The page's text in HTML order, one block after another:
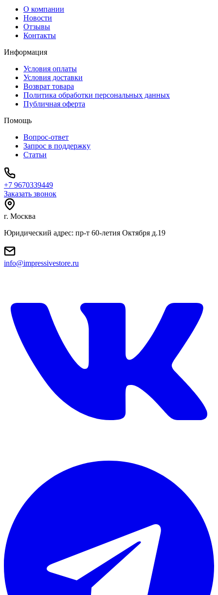
О компании
Новости
Отзывы
Контакты
Информация
Условия оплаты
Условия доставки
Возврат товара
Политика обработки персональных данных
Публичная оферта
Помощь
Вопрос-ответ
Запрос в поддержку
Статьи
+7 9670339449
Заказать звонок
г. Москва
Юридический адрес: пр-т 60-летия Октября д.19
info@impressivestore.ru